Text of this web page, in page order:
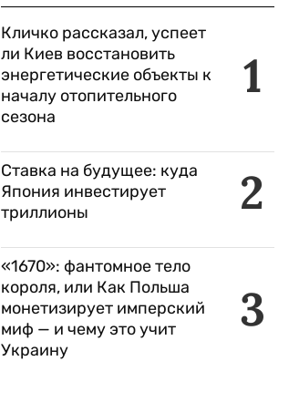
1
Кличко рассказал, успеет
ли Киев восстановить
энергетические объекты к
началу отопительного
сезона
2
Ставка на будущее: куда
Япония инвестирует
триллионы
3
«1670»: фантомное тело
короля, или Как Польша
монетизирует имперский
миф — и чему это учит
Украину